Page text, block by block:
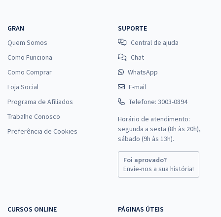
GRAN
Quem Somos
Como Funciona
Como Comprar
Loja Social
Programa de Afiliados
Trabalhe Conosco
Preferência de Cookies
SUPORTE
Central de ajuda
Chat
WhatsApp
E-mail
Telefone: 3003-0894
Horário de atendimento:
segunda a sexta (8h às 20h),
sábado (9h às 13h).
Foi aprovado?
Envie-nos a sua história!
CURSOS ONLINE PÁGINAS ÚTEIS